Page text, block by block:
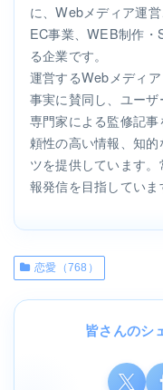
に、Webメディア運
EC事業、WEB制作・
る企業です。
運営するWebメディ
事実に賛同し、ユー
専門家による監修記
頼性の高い情報、知
ツを提供しています
報発信を目指していま
恋愛（768）
皆さんのシ